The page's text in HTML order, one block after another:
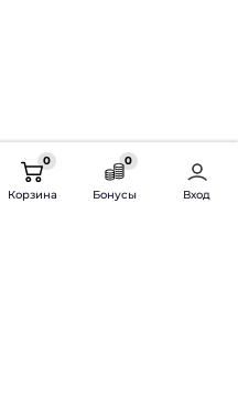
0
Корзина
0
Бонусы Вход
автозвука.
России и СНГ